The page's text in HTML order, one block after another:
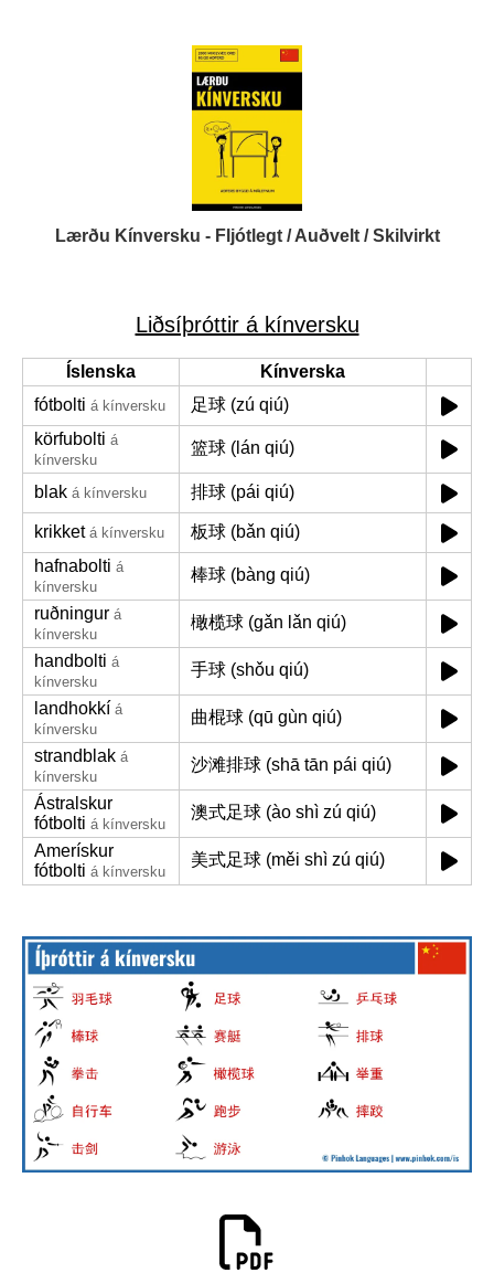
Lærðu Kínversku - Fljótlegt / Auðvelt / Skilvirkt
Liðsíþróttir á kínversku
Íslenska
Kínverska
fótbolti á kínversku
足球 (zú qiú)
körfubolti á
kínversku
篮球 (lán qiú)
blak á kínversku 排球 (pái qiú)
krikket á kínversku
板球 (bǎn qiú)
hafnabolti á
kínversku
棒球 (bàng qiú)
ruðningur á
kínversku
橄榄球 (gǎn lǎn qiú)
handbolti á
kínversku
手球 (shǒu qiú)
landhokkí á
kínversku
曲棍球 (qū gùn qiú)
strandblak á
kínversku
沙滩排球 (shā tān pái qiú)
Ástralskur
fótbolti á kínversku
澳式足球 (ào shì zú qiú)
Amerískur
fótbolti á kínversku
美式足球 (měi shì zú qiú)